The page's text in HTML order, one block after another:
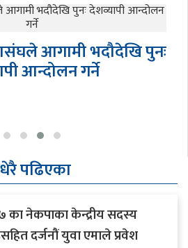
आगामी भदौदेखि पुनः
आन्दोलन गर्ने
धेरै पढिएका
७ का नेकपाका केन्द्रीय सदस्य
दर्जनौं युवा एमाले प्रवेश